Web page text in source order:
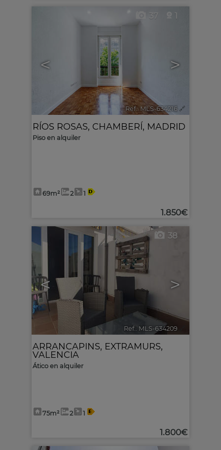
< >
37 1
Ref.. MLS-634216 🔗
RÍOS ROSAS, CHAMBERÍ, MADRID
Piso en alquiler
69m² 2 1
1.850€
< >
38
Ref.. MLS-634209
ARRANCAPINS, EXTRAMURS,
VALENCIA
Ático en alquiler
75m² 2 1
1.800€